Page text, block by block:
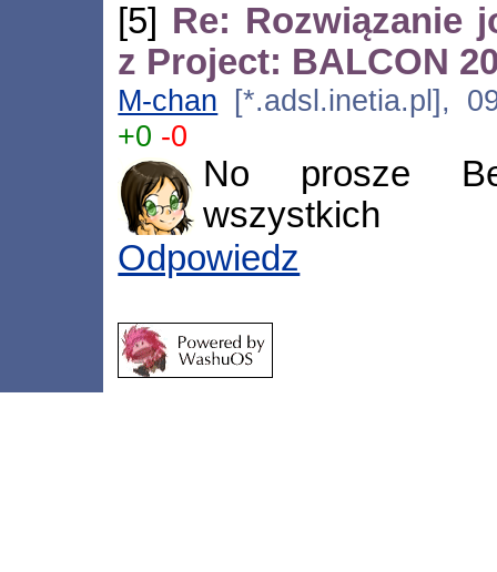
[5] Re: Rozwiązanie
z Project: BALCON
M-chan [*.adsl.inetia.pl],
+0 -0
No prosze
wszystkich
Odpowiedz